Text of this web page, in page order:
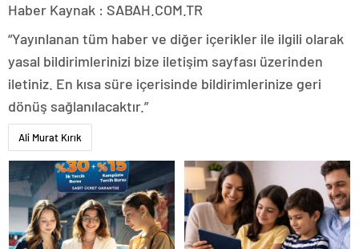
Haber Kaynak : SABAH.COM.TR
“Yayınlanan tüm haber ve diğer içerikler ile ilgili olarak
yasal bildirimlerinizi bize iletişim sayfası üzerinden
iletiniz. En kısa süre içerisinde bildirimlerinize geri
dönüş sağlanılacaktır.”
Ali Murat Kırık